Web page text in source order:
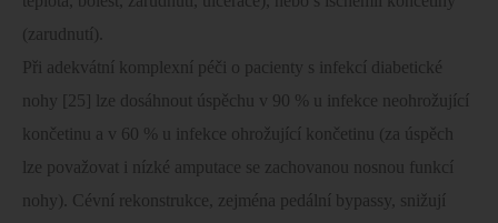
(zarudnutí).
Při adekvátní komplexní péči o pacienty s infekcí diabetické
nohy [25] lze dosáhnout úspěchu v 90 % u infekce neohrožující
končetinu a v 60 % u infekce ohrožující končetinu (za úspěch
lze považovat i nízké amputace se zachovanou nosnou funkcí
nohy). Cévní rekonstrukce, zejména pedální bypassy, snižují